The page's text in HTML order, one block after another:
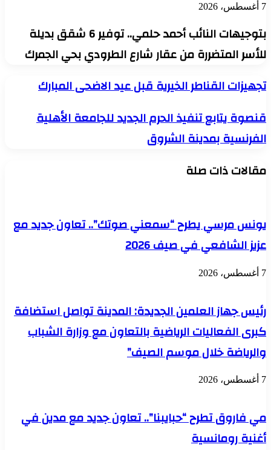
7 أغسطس، 2026
بتوجيهات النائب أحمد حلمي.. توفير 6 شقق بديلة
للأسر المتضررة من عقار شارع الطرودي بحي الجمرك
تجهيزات
القناطر
قبل
الاضحى
تجهيزات القناطر الخيرية قبل عيد الاضحى المبارك
قنصوة
يتابع
تنفيذ
الحرم
للجامعة
قنصوة يتابع تنفيذ الحرم الجديد للجامعة الأهلية
الفرنسية بمدينة الشروق
مقالات ذات صلة
يونس مرسي يطرح “سمعني صوتك”.. تعاون جديد مع
عزيز الشافعي في صيف 2026
7 أغسطس، 2026
رئيس جهاز العلمين الجديدة: المدينة تواصل استضافة
كبرى الفعاليات الرياضية بالتعاون مع وزارة الشباب
والرياضة خلال موسم الصيف”
7 أغسطس، 2026
مي فاروق تطرح “حبايبنا”.. تعاون جديد مع مدين في
أغنية رومانسية